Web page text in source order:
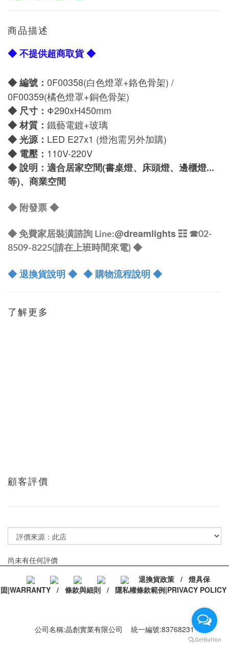
商品描述
◆ 不提供超商取貨 ◆
◆ 編號： 0F00358(白色燈罩+鉻色骨架) /
0F00359(橘色燈罩+銅色骨架)
◆ 尺寸： Φ290xH450mm
◆材質： 鐵藝電鍍+玻璃
◆光源： LED E27x1 (燈泡需另外加購)
◆ 電壓： 110V-220V
◆說明：適合居家空間(書桌燈、床頭燈、邊櫃燈...
等)、商業空間
◆ 附發票◆
◆ 免費家居裝潢諮詢 Line:@dreamlights ☷ ☎02-
8509-8225(請在上班時間來電) ◆
◆ 退換貨說明 ◆ ◆ 購物流程說明 ◆
了解更多
顧客評價
尚未有任何評價
退換貨政策 / 燈具保
固|WARRANTY / 條款與細則 / 隱私權條款範例|PRIVACY POLICY
公司名稱:晶創實業有限公司 統一編號:83768231